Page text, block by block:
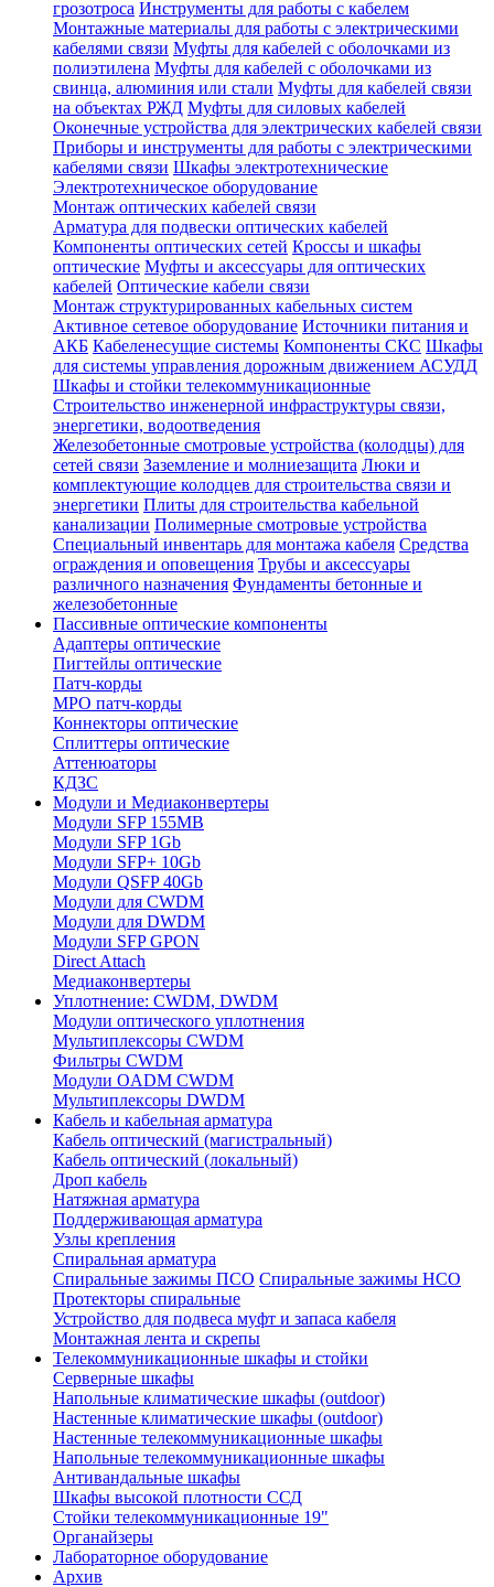
грозотроса Инструменты для работы с кабелем
Монтажные материалы для работы с электрическими
кабелями связи Муфты для кабелей с оболочками из
полиэтилена Муфты для кабелей с оболочками из
свинца, алюминия или стали Муфты для кабелей связи
на объектах РЖД Муфты для силовых кабелей
Оконечные устройства для электрических кабелей связи
Приборы и инструменты для работы с электрическими
кабелями связи Шкафы электротехнические
Электротехническое оборудование
Монтаж оптических кабелей связи
Арматура для подвески оптических кабелей
Компоненты оптических сетей Кроссы и шкафы
оптические Муфты и аксессуары для оптических
кабелей Оптические кабели связи
Монтаж структурированных кабельных систем
Активное сетевое оборудование Источники питания и
АКБ Кабеленесущие системы Компоненты СКС Шкафы
для системы управления дорожным движением АСУДД
Шкафы и стойки телекоммуникационные
Строительство инженерной инфраструктуры связи,
энергетики, водоотведения
Железобетонные смотровые устройства (колодцы) для
сетей связи Заземление и молниезащита Люки и
комплектующие колодцев для строительства связи и
энергетики Плиты для строительства кабельной
канализации Полимерные смотровые устройства
Специальный инвентарь для монтажа кабеля Средства
ограждения и оповещения Трубы и аксессуары
различного назначения Фундаменты бетонные и
железобетонные
Пассивные оптические компоненты
Адаптеры оптические
Пигтейлы оптические
Патч-корды
MPO патч-корды
Коннекторы оптические
Сплиттеры оптические
Аттенюаторы
КДЗС
Модули и Медиаконвертеры
Модули SFP 155MB
Модули SFP 1Gb
Модули SFP+ 10Gb
Модули QSFP 40Gb
Модули для CWDM
Модули для DWDM
Модули SFP GPON
Direct Attach
Медиаконвертеры
Уплотнение: CWDM, DWDM
Модули оптического уплотнения
Мультиплексоры CWDM
Фильтры CWDM
Модули OADM CWDM
Мультиплексоры DWDM
Кабель и кабельная арматура
Кабель оптический (магистральный)
Кабель оптический (локальный)
Дроп кабель
Натяжная арматура
Поддерживающая арматура
Узлы крепления
Спиральная арматура
Спиральные зажимы ПСО Спиральные зажимы НСО
Протекторы спиральные
Устройство для подвеса муфт и запаса кабеля
Монтажная лента и скрепы
Телекоммуникационные шкафы и стойки
Серверные шкафы
Напольные климатические шкафы (outdoor)
Настенные климатические шкафы (outdoor)
Настенные телекоммуникационные шкафы
Напольные телекоммуникационные шкафы
Антивандальные шкафы
Шкафы высокой плотности ССД
Стойки телекоммуникационные 19"
Органайзеры
Лабораторное оборудование
Архив